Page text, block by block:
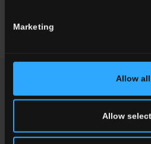
Marketing
Allow all
Allow
Rodi, Grecia
FORDERN SIE